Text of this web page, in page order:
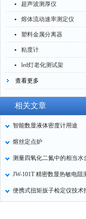
超声波测厚仪
熔体流动速率测定仪
塑料金属分离器
粘度计
led灯老化测试架
查看更多
相关文章
智能数显液体密度计用途
熔丝定点炉
JW-101T 精密数显热敏电阻
便携式扭矩扳子检定仪技术